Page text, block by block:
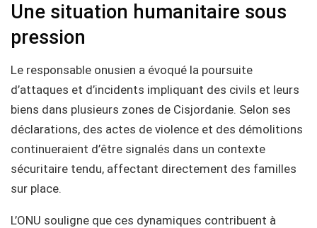
Une situation humanitaire sous
pression
Le responsable onusien a évoqué la poursuite
d’attaques et d’incidents impliquant des civils et leurs
biens dans plusieurs zones de Cisjordanie. Selon ses
déclarations, des actes de violence et des démolitions
continueraient d’être signalés dans un contexte
sécuritaire tendu, affectant directement des familles
sur place.
L’ONU souligne que ces dynamiques contribuent à